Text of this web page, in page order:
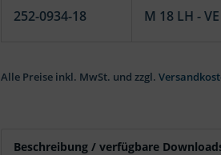
252-0934-18 M 18 LH -
Alle Preise inkl. MwSt. und zzgl.
Beschreibung / verfügbare